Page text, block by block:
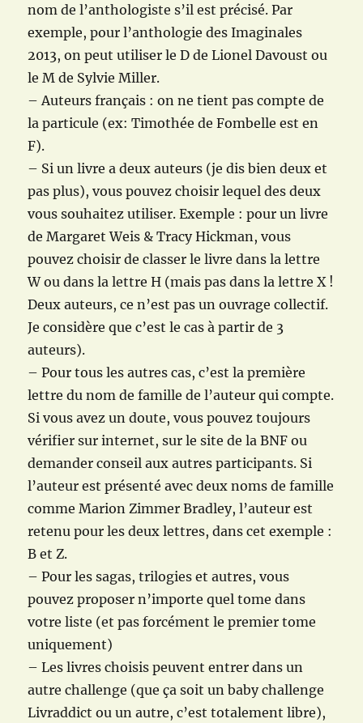
nom de l’anthologiste s’il est précisé. Par
exemple, pour l’anthologie des Imaginales
2013, on peut utiliser le D de Lionel Davoust ou
le M de Sylvie Miller.
– Auteurs français : on ne tient pas compte de
la particule (ex: Timothée de Fombelle est en
F).
– Si un livre a deux auteurs (je dis bien deux et
pas plus), vous pouvez choisir lequel des deux
vous souhaitez utiliser. Exemple : pour un livre
de Margaret Weis & Tracy Hickman, vous
pouvez choisir de classer le livre dans la lettre
W ou dans la lettre H (mais pas dans la lettre X !
Deux auteurs, ce n’est pas un ouvrage collectif.
Je considère que c’est le cas à partir de 3
auteurs).
– Pour tous les autres cas, c’est la première
lettre du nom de famille de l’auteur qui compte.
Si vous avez un doute, vous pouvez toujours
vérifier sur internet, sur le site de la BNF ou
demander conseil aux autres participants. Si
l’auteur est présenté avec deux noms de famille
comme Marion Zimmer Bradley, l’auteur est
retenu pour les deux lettres, dans cet exemple :
B et Z.
– Pour les sagas, trilogies et autres, vous
pouvez proposer n’importe quel tome dans
votre liste (et pas forcément le premier tome
uniquement)
– Les livres choisis peuvent entrer dans un
autre challenge (que ça soit un baby challenge
Livraddict ou un autre, c’est totalement libre),